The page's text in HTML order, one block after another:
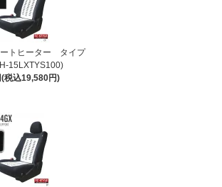
ートヒーター タイプ
15LXTYS100)
税込19,580円)